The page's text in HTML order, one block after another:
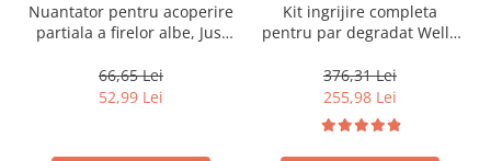
Nuantator pentru acoperire
partiala a firelor albe, Just
Touch of Grey, 40 g
66,65 Lei
52,99 Lei
Kit ingrijire completa
pentru par degradat Wella
Salon Size
376,31 Lei
255,98 Lei